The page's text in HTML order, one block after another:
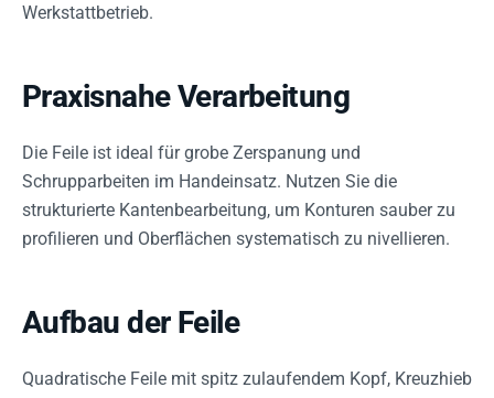
Werkstattbetrieb.
Praxisnahe Verarbeitung
Die Feile ist ideal für grobe Zerspanung und
Schrupparbeiten im Handeinsatz. Nutzen Sie die
strukturierte Kantenbearbeitung, um Konturen sauber zu
profilieren und Oberflächen systematisch zu nivellieren.
Aufbau der Feile
Quadratische Feile mit spitz zulaufendem Kopf, Kreuzhieb